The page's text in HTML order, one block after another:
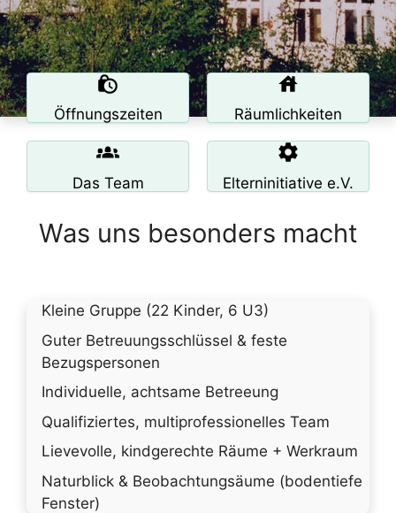
Öffnungszeiten Räumlichkeiten
Das Team Elterninitiative e.V.
Was uns besonders macht
Kleine Gruppe (22 Kinder, 6 U3)
Guter Betreuungsschlüssel & feste
Bezugspersonen
Individuelle, achtsame Betreeung
Qualifiziertes, multiprofessionelles Team
Lievevolle, kindgerechte Räume + Werkraum
Naturblick & Beobachtungsäume (bodentiefe
Fenster)